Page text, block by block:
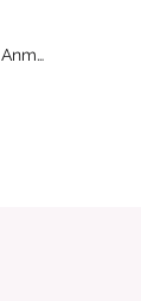
Anmelden